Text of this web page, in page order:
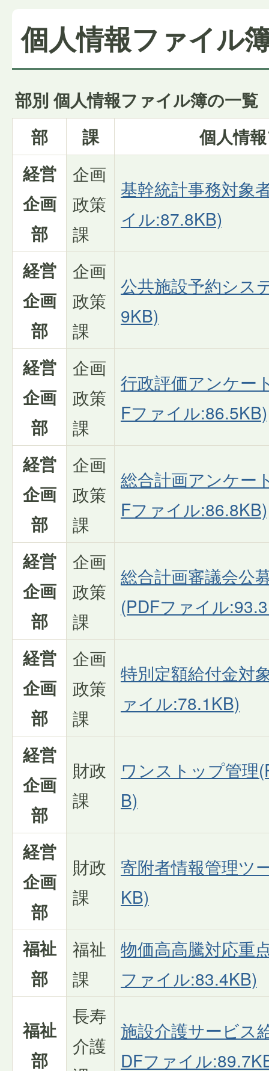
個人情報ファイル
部別 個人情報ファイル簿の一覧
部
課
個人情
経営
企画
部
企画
政策
課
基幹統計事務対象
イル:87.8KB)
経営
企画
部
企画
政策
課
公共施設予約シス
9KB)
経営
企画
部
企画
政策
課
行政評価アンケー
Fファイル:86.5KB)
経営
企画
部
企画
政策
課
総合計画アンケー
Fファイル:86.8KB)
経営
企画
部
企画
政策
課
総合計画審議会公
(PDFファイル
経営
企画
部
企画
政策
課
特別定額給付金対
ァイル:78.1KB)
経営
企画
部
財政
課
ワンストップ管理
B)
経営
企画
部
財政
課
寄附者情報管理ツ
KB)
福祉
部
福祉
課
物価高高騰対応重
ファイル:83.4KB)
福祉
部
長寿
介護
施設介護サービス
DFファイル